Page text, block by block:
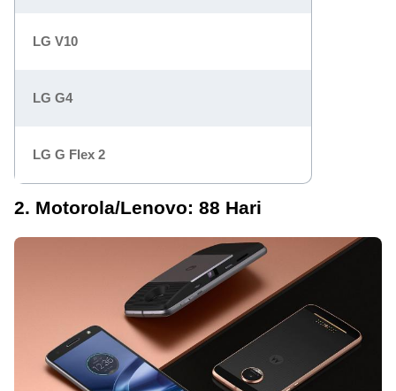
LG V10
LG G4
LG G Flex 2
2. Motorola/Lenovo: 88 Hari